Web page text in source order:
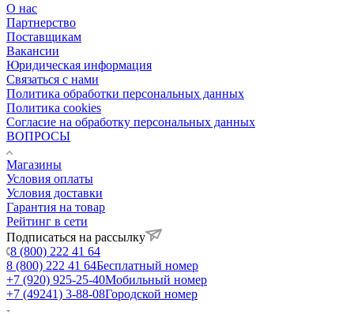
О нас
Партнерство
Поставщикам
Вакансии
Юридическая информация
Связаться с нами
Политика обработки персональных данных
Политика cookies
Согласие на обработку персональных данных
ВОПРОСЫ
Магазины
Условия оплаты
Условия доставки
Гарантия на товар
Рейтинг в сети
Подписаться на рассылку
8 (800) 222 41 64
8 (800) 222 41 64Бесплатный номер
+7 (920) 925-25-40Мобильный номер
+7 (49241) 3-88-08Городской номер